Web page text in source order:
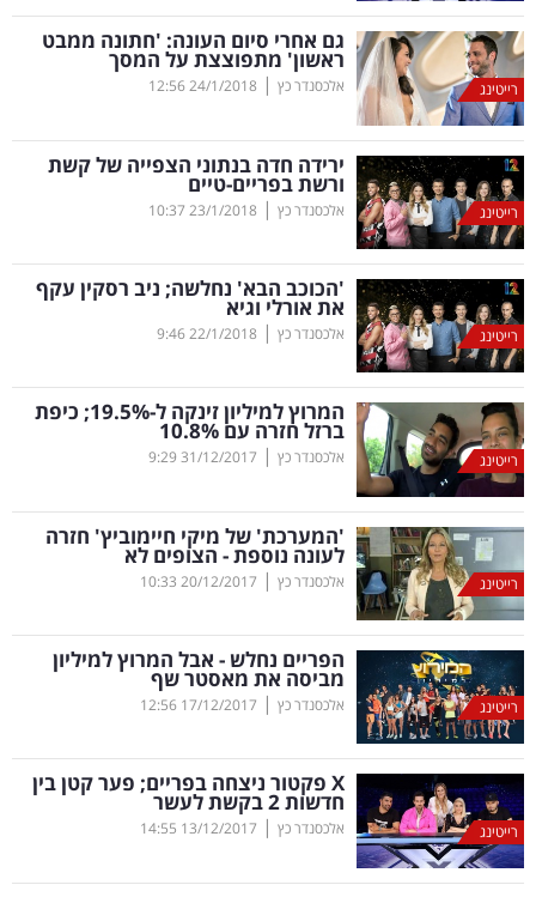
שיווק
ופרסום
משפט
מדדים
ומחקרים
דעות
רכילות
עסקית
קריפטו
ויראלי
טלוויזיה
עסקי
ספורט
קריירה
ולימודים
מינויים
רייטינג
רכב
רייטינג
גם אחרי סיום העונה: 'חתונה ממבט
ראשון' מתפוצצת על המסך
אלכסנדר כץ |
24/1/2018
12:56
רייטינג
ירידה חדה בנתוני הצפייה של קשת
ורשת בפריים-טיים
אלכסנדר כץ |
23/1/2018
10:37
רייטינג
'הכוכב הבא' נחלשה; ניב רסקין עקף
את אורלי וגיא
אלכסנדר כץ |
22/1/2018
9:46
רייטינג
המרוץ למיליון זינקה ל-19.5% ; כיפת
ברזל חזרה עם 10.8 %
אלכסנדר כץ |
31/12/2017
9:29
רייטינג
'המערכת' של מיקי חיימוביץ' חזרה
לעונה נוספת - הצופים לא
אלכסנדר כץ |
20/12/2017
10:33
רייטינג
הפריים נחלש - אבל המרוץ למיליון
מביסה את מאסטר שף
אלכסנדר כץ |
17/12/2017
12:56
רייטינג
X פקטור ניצחה בפריים; פער קטן בין
חדשות 2 בקשת לעשר
אלכסנדר כץ |
13/12/2017
14:55